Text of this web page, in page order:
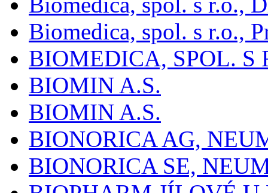
Biomedica, spol. s r.o.,
BIOMEDICA, SPOL. S
BIOMIN A.S.
BIOMIN A.S.
BIONORICA AG,
BIONORICA SE,